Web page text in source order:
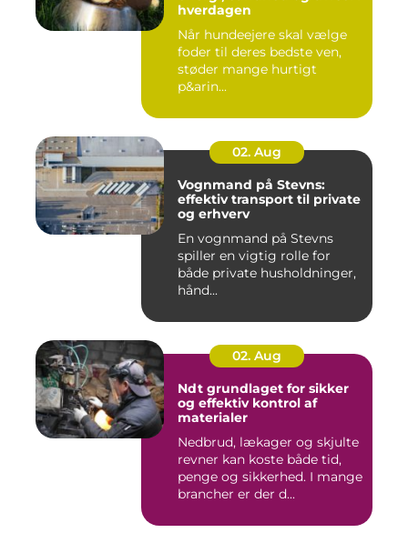
hverdagen
Når hundeejere skal vælge
foder til deres bedste ven,
støder mange hurtigt
p&arin...
02. Aug
Vognmand på Stevns:
effektiv transport til private
og erhverv
En vognmand på Stevns
spiller en vigtig rolle for
både private husholdninger,
hånd...
02. Aug
Ndt grundlaget for sikker
og effektiv kontrol af
materialer
Nedbrud, lækager og skjulte
revner kan koste både tid,
penge og sikkerhed. I mange
brancher er der d...